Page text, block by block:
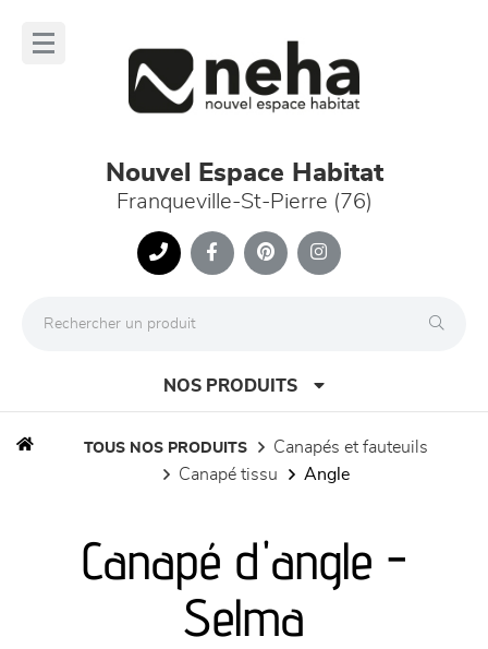
Nouvel Espace Habitat
Franqueville-St-Pierre (76)
NOS PRODUITS
séjours
meubles de complément
TOUS NOS PRODUITS
canapés et fauteuils
canapé tissu
angle
Canapé d'angle -
Selma